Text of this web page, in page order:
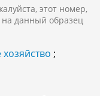
этот номер,
на данный образец
хозяйство ;